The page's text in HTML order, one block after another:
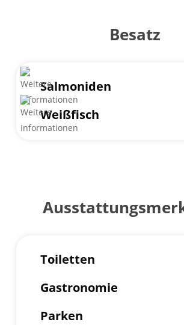
Besatz
Salmoniden
Weißfisch
Toiletten
Gastronomie
Parken